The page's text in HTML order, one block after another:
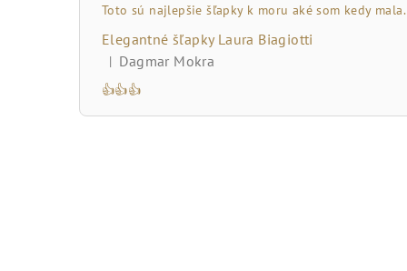
l
Toto sú najlepšie šľapky k moru aké som kedy mala.
Elegantné šľapky Laura Biagiotti
Hodnotenie produktu je 5 z 5 hviezdičiek.
| Dagmar Mokra
👍👍👍